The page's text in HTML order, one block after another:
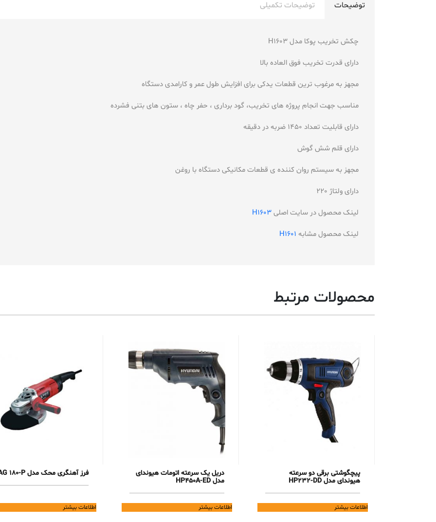
توضیحات توضیحات تکمیلی
چکش تخریب پوکا مدل H1603
دارای قدرت تخریب فوق العاده بالا
مجهز به مرغوب ترین قطعات یدکی برای افزایش طول عمر و کارامدی دستگاه
مناسب جهت انجام پروژه های تخریب، گود برداری ، حفر چاه ، ستون های بتنی فشرده
دارای قابلیت تعداد 1450 ضربه در دقیقه
دارای قلم شش گوش
مجهز به سیستم روان کننده ی قطعات مکانیکی دستگاه با روغن
دارای ولتاژ 220
لینک محصول در سایت اصلیH1603
لینک محصول مشابه H1601
محصولات مرتبط
پیچگوشتی برقی دو سرعته
هیوندای مدل HP232-DD
اطلاعات بیشتر
دریل یک سرعته اتومات هیوندای
مدل HP450A-ED
اطلاعات بیشتر
فرز آهنگری محک مدل AG 180-P
اطلاعات بیشتر